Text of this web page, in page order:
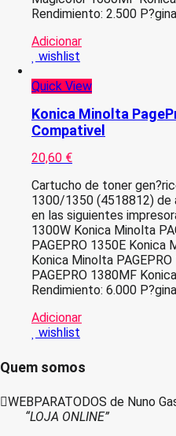
Rendimiento: 2.500
Adicionar
wishlist
Quick View
Konica Minolta
Compativel
20,60 €
Cartucho de toner
1300/1350 (4518812) de
en las siguientes
1300W Konica Minolta
PAGEPRO 1350E Konica
Konica Minolta
PAGEPRO 1380MF
Rendimiento: 6.000
Adicionar
wishlist
Quem somos
WEBPARATODOS de Nuno
“LOJA ONLINE”